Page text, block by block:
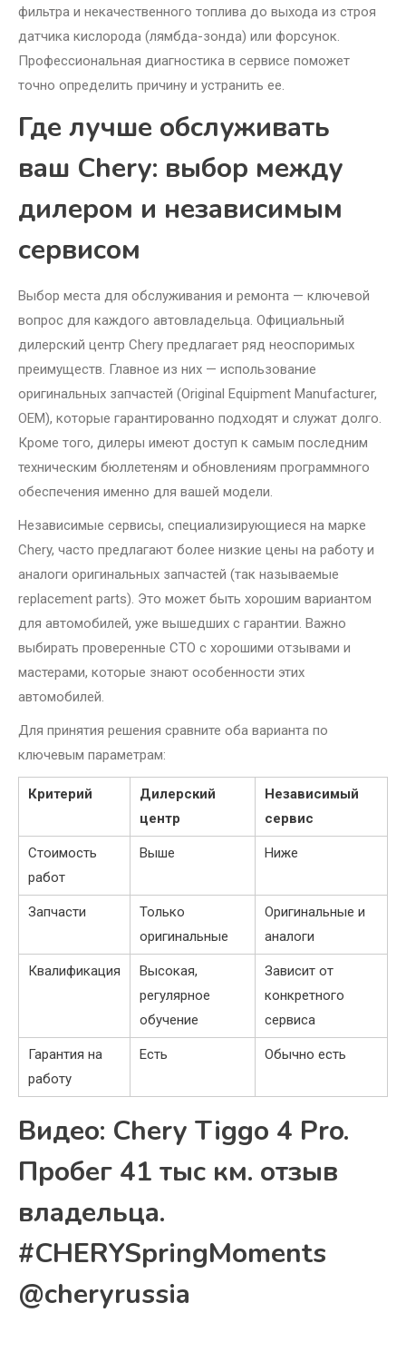
фильтра и некачественного топлива до выхода из строя
датчика кислорода (лямбда-зонда) или форсунок.
Профессиональная диагностика в сервисе поможет
точно определить причину и устранить ее.
Где лучше обслуживать
ваш Chery: выбор между
дилером и независимым
сервисом
Выбор места для обслуживания и ремонта — ключевой
вопрос для каждого автовладельца. Официальный
дилерский центр Chery предлагает ряд неоспоримых
преимуществ. Главное из них — использование
оригинальных запчастей (Original Equipment Manufacturer,
OEM), которые гарантированно подходят и служат долго.
Кроме того, дилеры имеют доступ к самым последним
техническим бюллетеням и обновлениям программного
обеспечения именно для вашей модели.
Независимые сервисы, специализирующиеся на марке
Chery, часто предлагают более низкие цены на работу и
аналоги оригинальных запчастей (так называемые
replacement parts). Это может быть хорошим вариантом
для автомобилей, уже вышедших с гарантии. Важно
выбирать проверенные СТО с хорошими отзывами и
мастерами, которые знают особенности этих
автомобилей.
Для принятия решения сравните оба варианта по
ключевым параметрам:
Критерий
Дилерский
центр
Независимый
сервис
Стоимость
работ
Выше Ниже
Запчасти
Только
оригинальные
Оригинальные и
аналоги
Квалификация
Высокая,
регулярное
обучение
Зависит от
конкретного
сервиса
Гарантия на
работу
Есть Обычно есть
Видео: Chery Tiggo 4 Pro.
Пробег 41 тыс км. отзыв
владельца.
#CHERYSpringMoments
@cheryrussia